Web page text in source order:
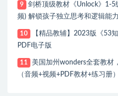
9
剑桥顶级教材《Unlock》1-
频) 解锁孩子独立思考和逻辑能力
10
【精品教辅】2023版《53
PDF电子版
11
美国加州wonders全套教材
（音频+视频+PDF教材+练习册）